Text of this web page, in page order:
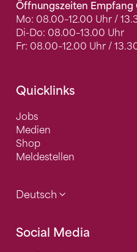
Öffnungszeiten Empfang
Mo: 08.00–12.00 Uhr /
Di-Do: 08.00–13.00 Uhr
Fr: 08.00–12.00 Uhr /
Quicklinks
Jobs
Medien
Shop
Meldestellen
Deutsch
Social Media